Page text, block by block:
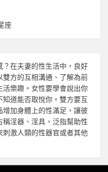
座
？在夫妻的性生活中，良好
方的互相溝通、了解為前
活樂趣。女性要學會說出你
道能否取悅你。雙方要互
增加身體上的性滿足，讓彼
稱淫器、淫具，泛指幫助性
激人類的性器官或者其他